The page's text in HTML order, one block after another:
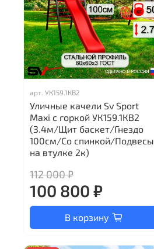
арт. УК159.1КВ2
Уличные качели Sv Sport
Maxi с горкой УК159.1КВ2
(3.4м/Щит баскет/Гнездо
100см/Со спинкой/Подвесы
на втулке 2к)
112 000 ₽
100 800 ₽
В корзину